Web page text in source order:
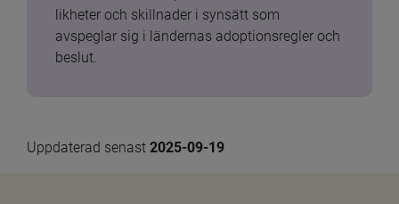
likheter och skillnader i synsätt som
avspeglar sig i ländernas adoptionsregler och
beslut.
Uppdaterad senast 2025-09-19